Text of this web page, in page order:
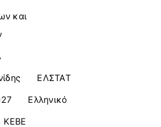
και
ΕΛΣΤΑΤ
Ελληνικό
ΚΕΒΕ